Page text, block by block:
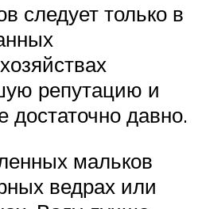
следует только в
репутацию и
давно.
мальков
ведрах или